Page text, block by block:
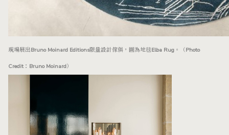
現場展出Bruno Moinard Editions限量設計傢俱，圖為地毯Elba Rug。（Photo
Credit：Bruno Moinard）